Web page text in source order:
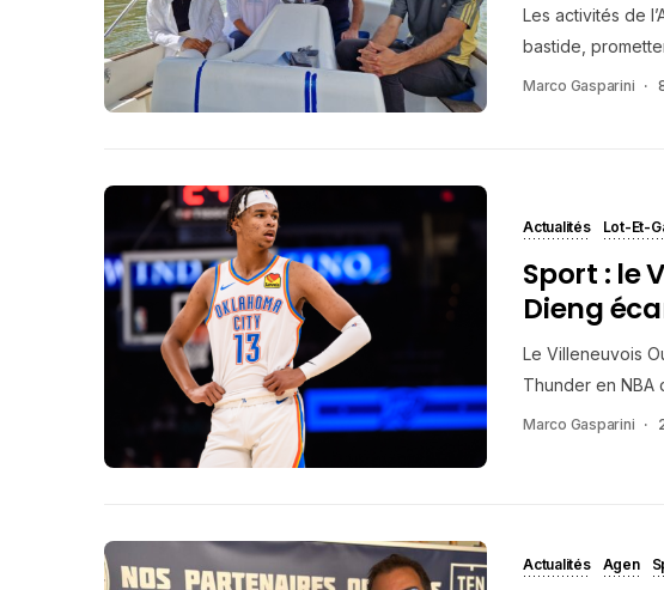
Les activités de
bastide,
Marco Gasparini
Actualités Lot-Et-
Sport : le
Dieng
Le Villeneuvois
Thunder en NBA
Marco Gasparini
Actualités Agen